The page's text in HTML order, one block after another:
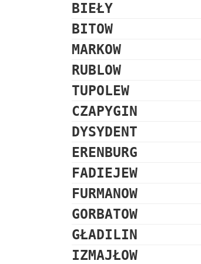
BIEŁY
BITOW
MARKOW
RUBLOW
TUPOLEW
CZAPYGIN
DYSYDENT
ERENBURG
FADIEJEW
FURMANOW
GORBATOW
GŁADILIN
IZMAJŁOW